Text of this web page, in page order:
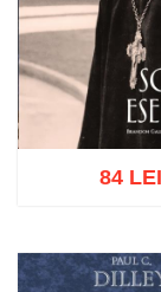
Adaugă în coș
84 LEI